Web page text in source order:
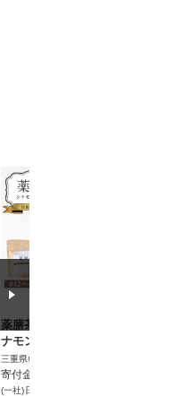
薬膳茶(薔薇・柚子・シ
ナモン)
三重県いなべ市
寄付金額
(一社)日本薬膳学会監修の美味